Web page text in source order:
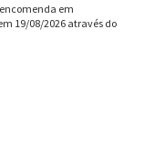
em
19/08/2026 através do